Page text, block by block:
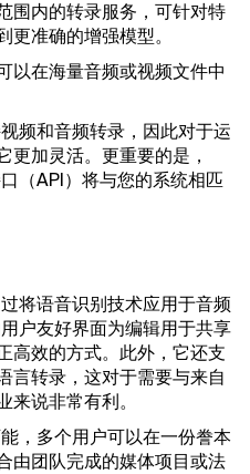
围内的转录服务，可针对特
更准确的增强模型。
以在海量音频或视频文件中
频和音频转录，因此对于运
更加灵活。更重要的是，
（API）将与您的系统相匹
将语音识别技术应用于音频
户友好界面为编辑用于共享
高效的方式。此外，它还支
言转录，这对于需要与来自
来说非常有利。
，多个用户可以在一份誊本
由团队完成的媒体项目或法